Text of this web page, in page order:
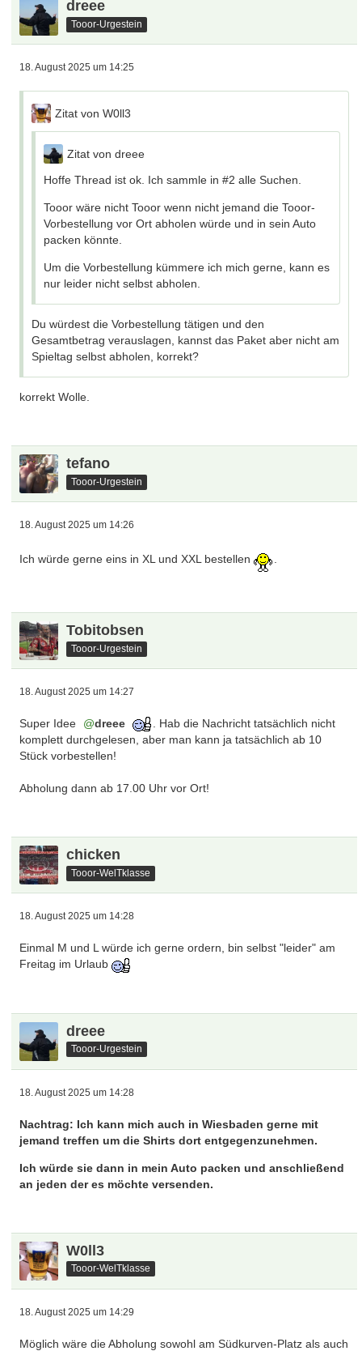
dreee
Tooor-Urgestein
18. August 2025 um 14:25
Zitat von W0ll3
Zitat von dreee
Hoffe Thread ist ok. Ich sammle in #2 alle Suchen.
Tooor wäre nicht Tooor wenn nicht jemand die Tooor-
Vorbestellung vor Ort abholen würde und in sein Auto
packen könnte.
Um die Vorbestellung kümmere ich mich gerne, kann es
nur leider nicht selbst abholen.
Du würdest die Vorbestellung tätigen und den
Gesamtbetrag verauslagen, kannst das Paket aber nicht am
Spieltag selbst abholen, korrekt?
korrekt Wolle.
tefano
Tooor-Urgestein
18. August 2025 um 14:26
Ich würde gerne eins in XL und XXL bestellen .
Tobitobsen
Tooor-Urgestein
18. August 2025 um 14:27
Super Idee dreee
. Hab die Nachricht tatsächlich nicht
komplett durchgelesen, aber man kann ja tatsächlich ab 10
Stück vorbestellen!
Abholung dann ab 17.00 Uhr vor Ort!
chicken
Tooor-WelTklasse
18. August 2025 um 14:28
Einmal M und L würde ich gerne ordern, bin selbst "leider" am
Freitag im Urlaub
dreee
Tooor-Urgestein
18. August 2025 um 14:28
Nachtrag: Ich kann mich auch in Wiesbaden gerne mit
jemand treffen um die Shirts dort entgegenzunehmen.
Ich würde sie dann in mein Auto packen und anschließend
an jeden der es möchte versenden.
W0ll3
Tooor-WelTklasse
18. August 2025 um 14:29
Möglich wäre die Abholung sowohl am Südkurven-Platz als auch